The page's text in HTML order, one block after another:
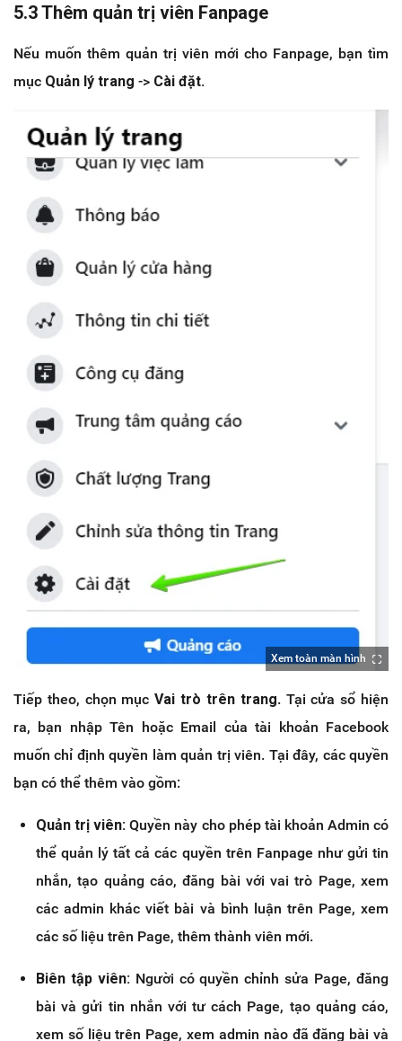
5.3 Thêm quản trị viên Fanpage
Nếu muốn thêm quản trị viên mới cho Fanpage, bạn tìm
mục Quản lý trang -> Cài đặt.
Xem toàn màn hình
Tiếp theo, chọn mụcVai trò trên trang. Tại cửa sổ hiện
ra, bạn nhập Tên hoặc Email của tài khoản Facebook
muốn chỉ định quyền làm quản trị viên. Tại đây, các quyền
bạn có thể thêm vào gồm:
Quản trị viên: Quyền này cho phép tài khoản Admin có
thể quản lý tất cả các quyền trên Fanpage như gửi tin
nhắn, tạo quảng cáo, đăng bài với vai trò Page, xem
các admin khác viết bài và bình luận trên Page, xem
các số liệu trên Page, thêm thành viên mới.
Biên tập viên:Người có quyền chỉnh sửa Page, đăng
bài và gửi tin nhắn với tư cách Page, tạo quảng cáo,
xem số liệu trên Page, xem admin nào đã đăng bài và